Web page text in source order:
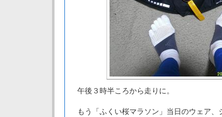
午後３時半ころから走りに。
もう「ふくい桜マラソン」当日のウェア、